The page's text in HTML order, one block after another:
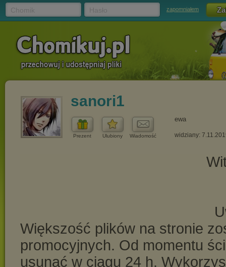
zapomniałem
sanori1
Prezent Ulubiony Wiadomość
ewa
widziany: